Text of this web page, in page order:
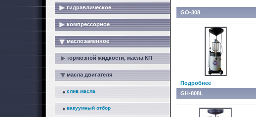
гидравлическое
компрессорное
маслозаменное
тормозной жидкости, масла КП
масла двигателя
слив масла
вакуумный отбор
GO-308
Подробнее
GH-808L